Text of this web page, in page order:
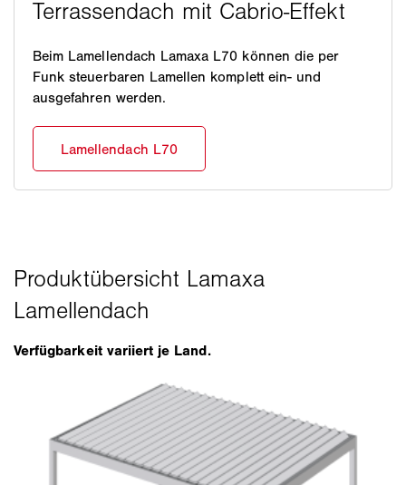
Beim Lamellendach Lamaxa L70 können die per
Funk steuerbaren Lamellen komplett ein- und
ausgefahren werden.
Verfügbarkeit variiert je Land.